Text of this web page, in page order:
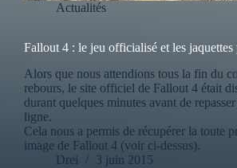
Actualités
Fallout 4 : le jeu officialisé et les jaquettes
Alors que nous attendions tous la fin du
rebours, le site officiel de Fallout 4 était
durant quelques minutes avant de
ligne.
Cela nous a permis de récupérer la toute
image de Fallout 4 (voir ci-dessus).
Drei
3 juin 2015